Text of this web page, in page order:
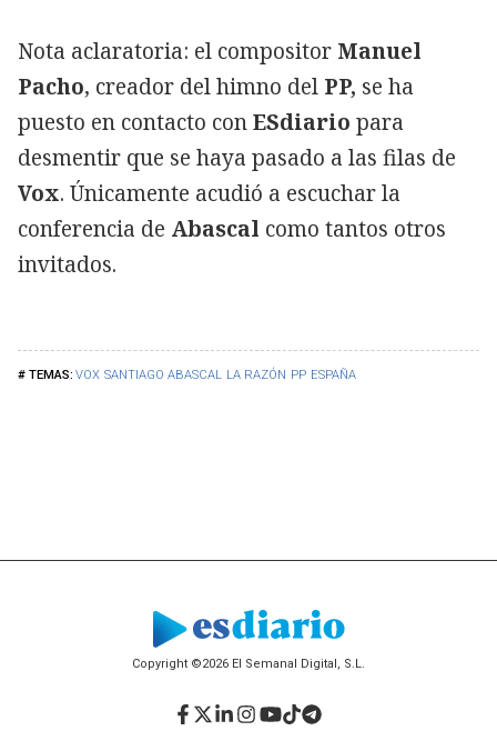
VOX SANTIAGO ABASCAL LA RAZÓN PP ESPAÑA
Nota aclaratoria: el compositor Manuel
Pacho, creador del himno del PP, se ha
puesto en contacto conESdiario para
desmentir que se haya pasado a las filas de
Vox. Únicamente acudió a escuchar la
conferencia de Abascal como tantos otros
invitados.
Copyright ©2026 El Semanal Digital, S.L.
Facebook
Twitter
LinkedIn
Instagram
YouTube
TikTok
Telegram